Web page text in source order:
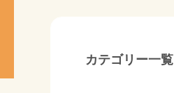
カテゴリー一覧